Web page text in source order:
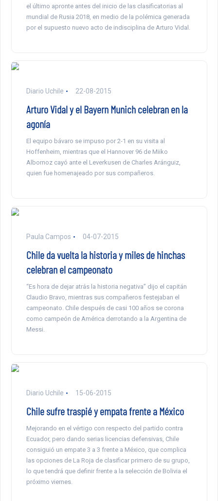
el último apronte antes del inicio de las clasificatorias al
mundial de Rusia 2018, en medio de la polémica generada
por el supuesto nuevo acto de indisciplina de Arturo Vidal.
Diario Uchile 22-08-2015
Arturo Vidal y el Bayern Munich celebran en la
agonía
El equipo bávaro se impuso por 2-1 en su visita al
Hoffenheim, mientras que el Hannover 96 de Miiko
Albornoz cayó ante el Leverkusen de Charles Aránguiz,
quien fue homenajeado por sus compañeros.
Paula Campos 04-07-2015
Chile da vuelta la historia y miles de hinchas
celebran el campeonato
“Es hora de dejar atrás la historia negativa” dijo el capitán
Claudio Bravo, mientras sus compañeros festejaban el
campeonato. Chile después de casi 100 años se corona
como campeón de América derrotando a la Argentina de
Messi.
Diario Uchile 15-06-2015
Chile sufre traspié y empata frente a México
Mejorando en el vértigo con respecto del partido contra
Ecuador, pero dando serias licencias defensivas, Chile
consiguió un empate 3 a 3 frente a México, que complica
las opciones de La Roja de clasificar primero de su grupo,
lo que tendrá que definir frente a la selección de Bolivia el
próximo viernes.